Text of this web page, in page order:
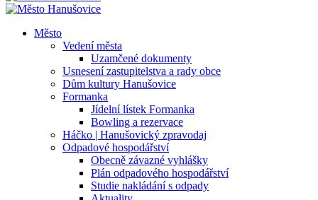
Město
Vedení města
Uzamčené dokumenty
Usnesení zastupitelstva a rady obce
Dům kultury Hanušovice
Formanka
Jídelní lístek Formanka
Bowling a rezervace
Háčko | Hanušovický zpravodaj
Odpadové hospodářství
Obecně závazné vyhlášky
Plán odpadového hospodářství
Studie nakládání s odpady